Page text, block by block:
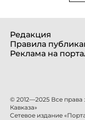
Редакция
Правила
Реклама на
© 2012—2025 Все
Кавказа»
Сетевое издание